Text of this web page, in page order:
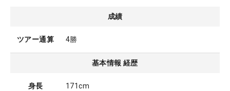
成績
ツアー通算 4勝
基本情報 経歴
身長 171cm